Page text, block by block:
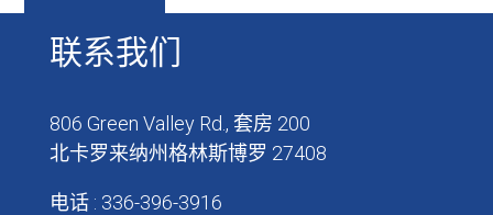
联系我们
806 Green Valley Rd., 套房 200
北卡罗来纳州格林斯博罗 27408
电话 : 336-396-3916